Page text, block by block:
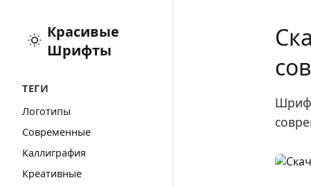
Красивые
Шрифты
ТЕГИ
Логотипы
Cовременные
Каллиграфия
Креативные